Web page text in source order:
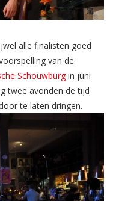
alle finalisten goed
van de
Schouwburgin juni
twee avonden de tijd
te laten dringen.